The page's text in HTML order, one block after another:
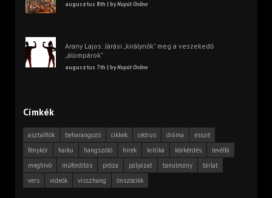
augusztus 8th | byNapút Online
Arany Lajos: Járási „királynők” meg a veszekedő
„álompárok”
augusztus 7th | byNapút Online
Címkék
asztalfiók beharangozó cikkek cédrus dráma
esszé
fénykör
haiku hangszóló hírek kritika körkérdés
levélfa
meghívó
műfordítás próza pályázat tanulmány
tárlat
vers
videók visszhang önszócikk